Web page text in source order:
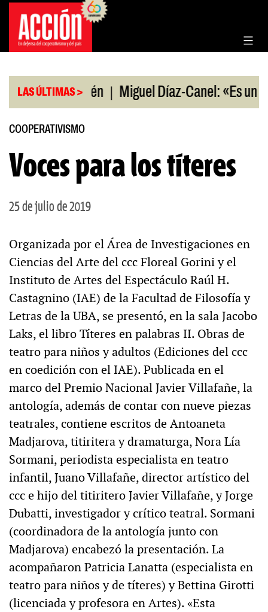
Saltar
contenido
LAS ÚLTIMAS >
en Neuquén Miguel Díaz-Canel: «Es un
COOPERATIVISMO
Voces para los títeres
25 de julio de 2019
Organizada por el Área de Investigaciones en
Ciencias del Arte del ccc Floreal Gorini y el
Instituto de Artes del Espectáculo Raúl H.
Castagnino (IAE) de la Facultad de Filosofía y
Letras de la UBA, se presentó, en la sala Jacobo
Laks, el libro Títeres en palabras II. Obras de
teatro para niños y adultos (Ediciones del ccc
en coedición con el IAE). Publicada en el
marco del Premio Nacional Javier Villafañe, la
antología, además de contar con nueve piezas
teatrales, contiene escritos de Antoaneta
Madjarova, titiritera y dramaturga, Nora Lía
Sormani, periodista especialista en teatro
infantil, Juano Villafañe, director artístico del
ccc e hijo del titiritero Javier Villafañe, y Jorge
Dubatti, investigador y crítico teatral. Sormani
(coordinadora de la antología junto con
Madjarova) encabezó la presentación. La
acompañaron Patricia Lanatta (especialista en
teatro para niños y de títeres) y Bettina Girotti
(licenciada y profesora en Artes). «Esta